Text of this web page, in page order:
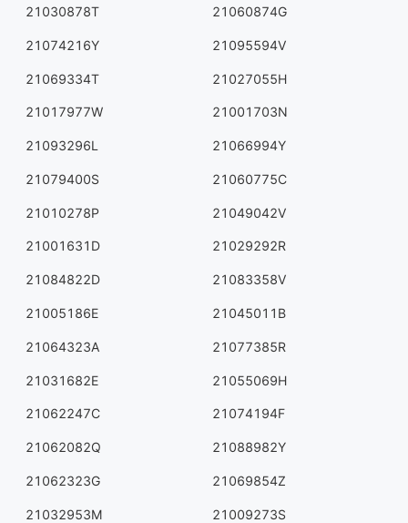
21030878T 21060874G
21074216Y 21095594V
21069334T 21027055H
21017977W 21001703N
21093296L 21066994Y
21079400S 21060775C
21010278P 21049042V
21001631D 21029292R
21084822D 21083358V
21005186E 21045011B
21064323A 21077385R
21031682E 21055069H
21062247C 21074194F
21062082Q 21088982Y
21062323G 21069854Z
21032953M 21009273S